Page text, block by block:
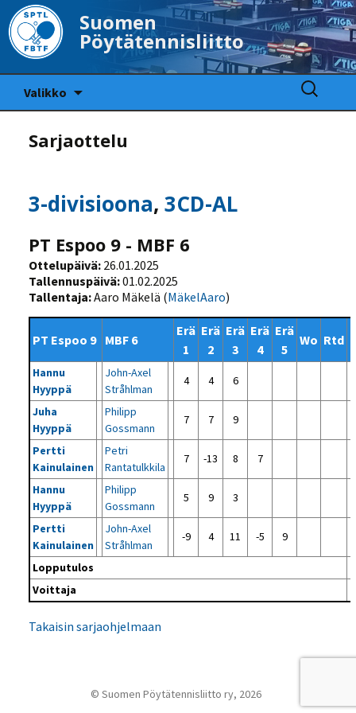
Suomen
Pöytätennisliitto
Valikko
Haku:
Sarjaottelu
3-divisioona,3CD-AL
PT Espoo 9 - MBF 6
Ottelupäivä: 26.01.2025
Tallennuspäivä:01.02.2025
Tallentaja:Aaro Mäkelä (MäkelAaro)
PT Espoo 9 MBF 6
Erä
1
Erä
2
Erä
3
Erä
4
Erä
5
Wo Rtd
Hannu
Hyyppä
John-Axel
Stråhlman
4 4 6
Juha
Hyyppä
Philipp
Gossmann
7 7 9
Pertti
Kainulainen
Petri
Rantatulkkila
7 -13 8 7
Hannu
Hyyppä
Philipp
Gossmann
5 9 3
Pertti
Kainulainen
John-Axel
Stråhlman
-9 4 11 -5 9
Lopputulos
Voittaja
Takaisin sarjaohjelmaan
© Suomen Pöytätennisliitto ry, 2026